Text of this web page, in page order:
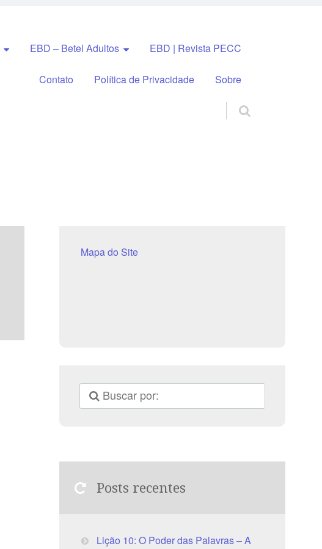
EBD – Betel Adultos EBD | Revista PECC
Contato Política de Privacidade Sobre
Mapa do Site
Posts recentes
Lição 10: O Poder das Palavras – A